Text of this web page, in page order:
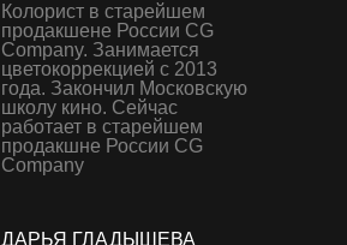
Колорист в старейшем
продакшене России CG
Company. Занимается
цветокоррекцией с 2013
года. Закончил Московскую
школу кино. Сейчас
работает в старейшем
продакшне России CG
Company
ДАРЬЯ ГЛАДЫШЕВА